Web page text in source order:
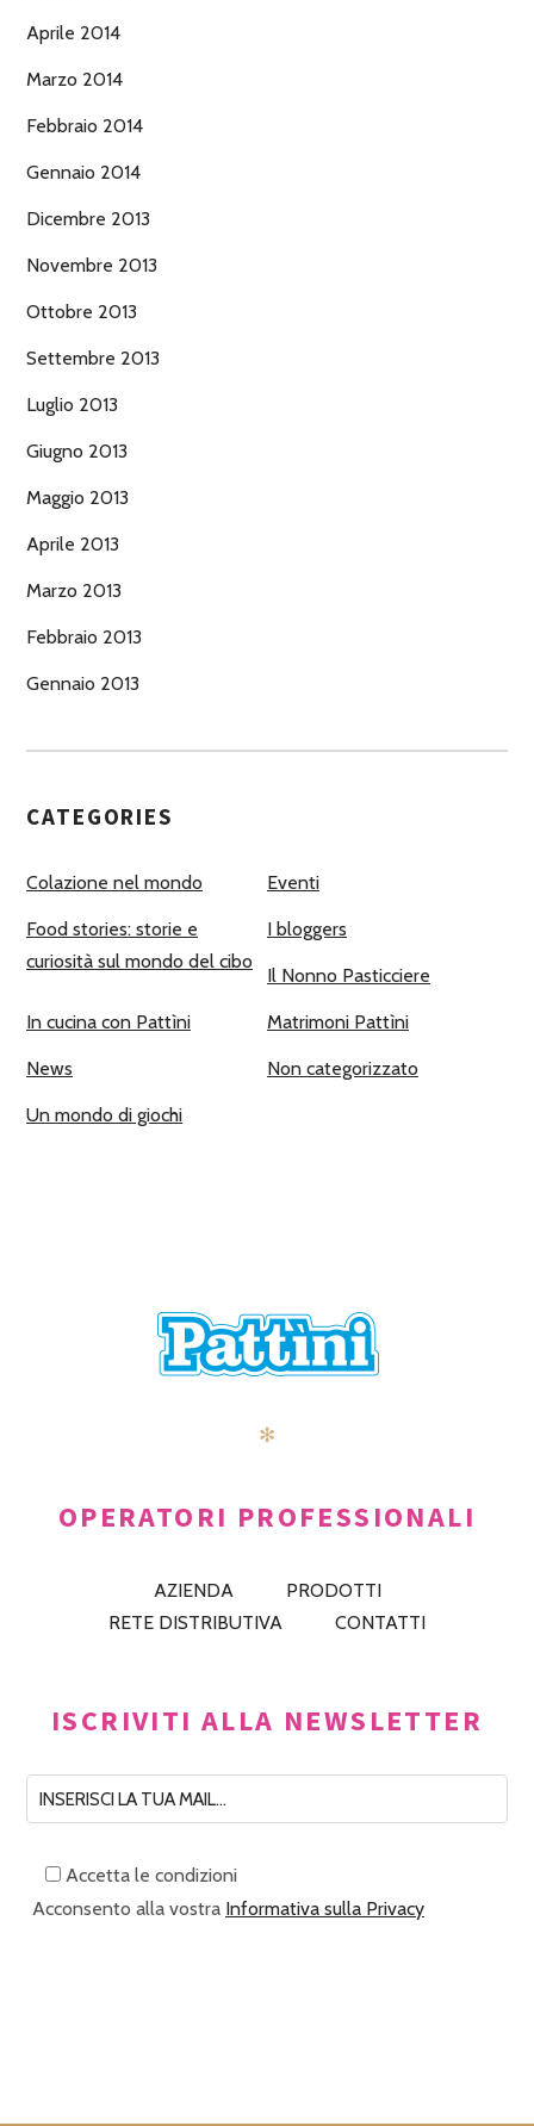
Aprile 2014
Marzo 2014
Febbraio 2014
Gennaio 2014
Dicembre 2013
Novembre 2013
Ottobre 2013
Settembre 2013
Luglio 2013
Giugno 2013
Maggio 2013
Aprile 2013
Marzo 2013
Febbraio 2013
Gennaio 2013
CATEGORIES
Colazione nel mondo Eventi
Food stories: storie e
curiosità sul mondo del cibo
I bloggers
Il Nonno Pasticciere
In cucina con Pattìni Matrimoni Pattìni
News Non categorizzato
Un mondo di giochi
✻
OPERATORI PROFESSIONALI
AZIENDA
PRODOTTI
RETE DISTRIBUTIVA
CONTATTI
ISCRIVITI ALLA NEWSLETTER
Accetta le condizioni
Acconsento alla vostra Informativa sulla Privacy